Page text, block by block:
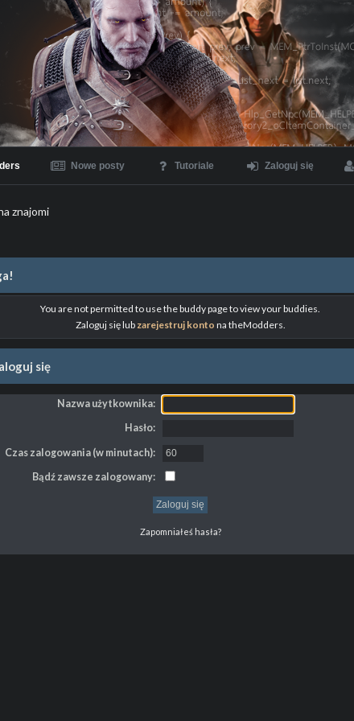
Nowe posty Tutoriale Zaloguj się
znajomi
You are not permitted to use the buddy page to view your buddies.
Zaloguj się lub zarejestruj konto na theModders.
się
Nazwa użytkownika:
Hasło:
Czas zalogowania (w minutach):
Bądź zawsze zalogowany:
Zapomniałeś hasła?